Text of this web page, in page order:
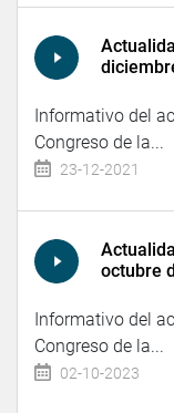
Informativo del
Congreso de la...
23-12-2021
octubre
Informativo del
Congreso de la...
02-10-2023